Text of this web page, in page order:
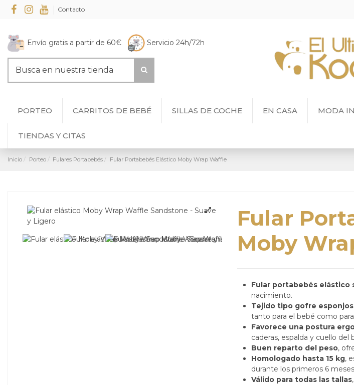
Contacto
Envío gratis a partir de 60€ Servicio 24h/72h
PORTEO CARRITOS DE BEBÉ SILLAS DE COCHE EN CASA MODA
TIENDAS Y CITAS
Inicio Porteo Fulares Portabebés Fular Portabebés Elástico Moby Wrap Waffle
Fular
Moby
Fular portabebés elástico
nacimiento.
Tejido tipo gofre
tanto para el bebé como
Favorece una postura
caderas, espalda y cuello del
Buen reparto del peso,
Homologado hasta 15 kg,
durante los primeros 6
Válido para todas las tallas